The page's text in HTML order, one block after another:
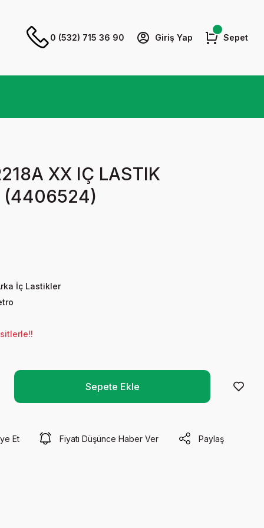
0 (532) 715 36 90 Giriş Yap Sepet
XX IÇ LASTIK
(4406524)
İç Lastikler
Sepete Ekle
Et Fiyatı Düşünce Haber Ver Paylaş